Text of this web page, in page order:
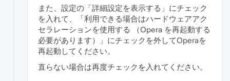
また、設定の「詳細設定を表示する」にチェック
を入れて、「利用できる場合はハードウェアアク
セラレーションを使用する （Opera を再起動する
必要があります）」にチェックを外してOperaを
再起動してください。
直らない場合は再度チェックを入れてください。